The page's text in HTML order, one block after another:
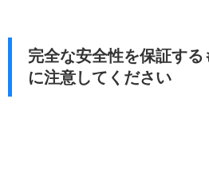
完全な安全性を保証す
に注意してください